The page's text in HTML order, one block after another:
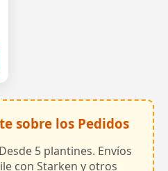
sobre los Pedidos
Desde 5 plantines. Envíos
con Starken y otros